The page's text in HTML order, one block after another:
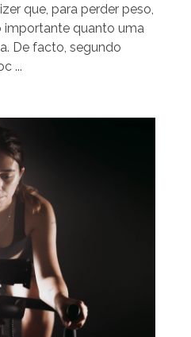
que, para perder peso,
importante quanto uma
De facto, segundo
...